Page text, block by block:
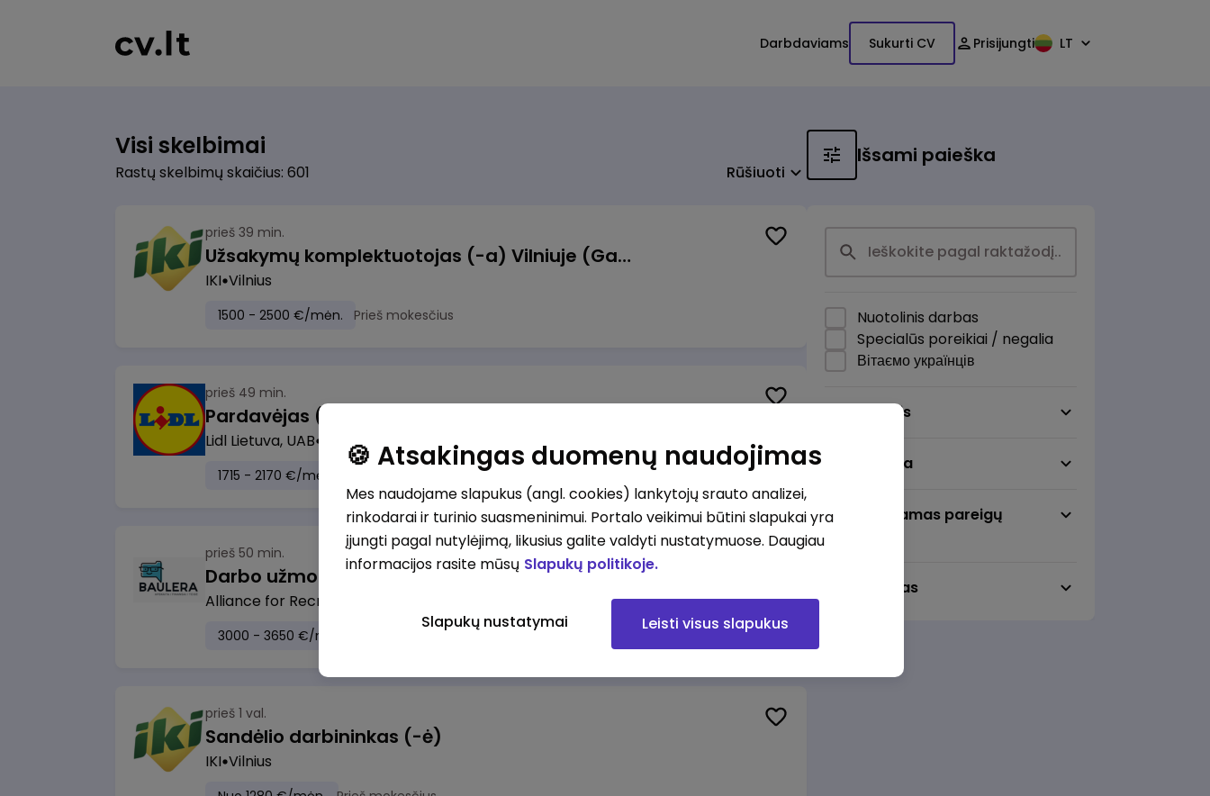
Darbdaviams Sukurti CV Prisijungti LT
Visi skelbimai
Rastų skelbimų skaičius: 601 Rūšiuoti
prieš 39 min.
Užsakymų komplektuotojas (-a) Vilniuje (Gariūnai)
IKI Vilnius
1500 - 2500 €/mėn. Prieš mokesčius
prieš 49 min.
Lidl Lietuva, UAB Kaunas
1715 - 2170 €/mėn.
prieš 50 min.
Darbo užmokesčio buhalteris(ė)
Alliance for Recruitment
3000 - 3650 €/mėn. Prieš mokesčius
prieš 1 val.
Sandėlio darbininkas (-ė)
IKI Vilnius
Išsami paieška
Nuotolinis darbas
Specialūs poreikiai / negalia
Вітаємо українців
Darbo sritis
Darbo vieta
Pageidaujamas pareigų
Darbo laikas
🍪 Atsakingas duomenų naudojimas
Mes naudojame slapukus (angl. cookies) lankytojų srauto analizei,
rinkodarai ir turinio suasmeninimui. Portalo veikimui būtini slapukai yra
įjungti pagal nutylėjimą, likusius galite valdyti nustatymuose. Daugiau
informacijos rasite mūsų Slapukų politikoje.
Slapukų nustatymai Leisti visus slapukus